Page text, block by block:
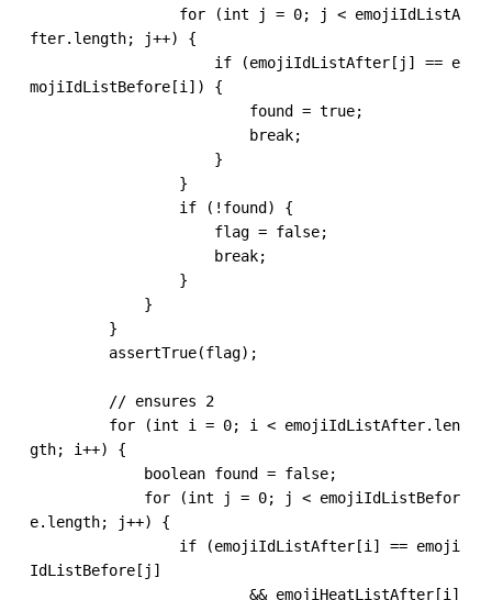
for (int j = 0; j < emojiIdListA
fter.length; j++) {
if (emojiIdListAfter[j] == e
mojiIdListBefore[i]) {
found = true;
break;
}
}
if (!found) {
flag = false;
break;
}
}
}
assertTrue(flag);
// ensures 2
for (int i = 0; i < emojiIdListAfter.len
gth; i++) {
boolean found = false;
for (int j = 0; j < emojiIdListBefor
e.length; j++) {
if (emojiIdListAfter[i] == emoji
IdListBefore[j]
&& emojiHeatListAfter[i]